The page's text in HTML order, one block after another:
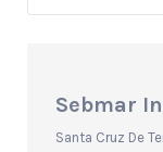
Sebmar
Santa Cruz De